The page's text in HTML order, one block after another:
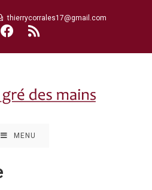
thierrycorrales17@gmail.com
MENU